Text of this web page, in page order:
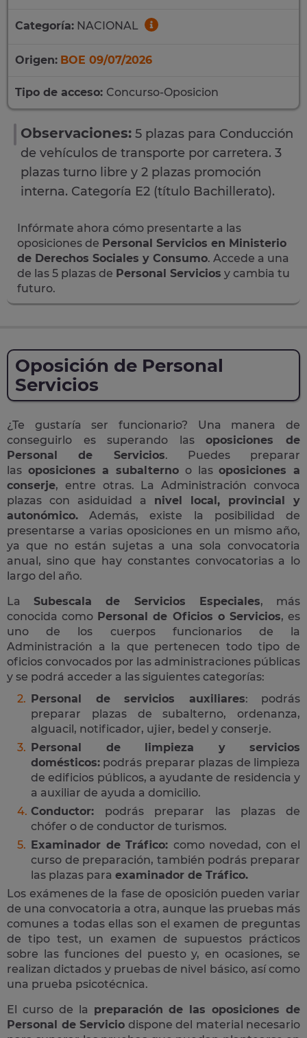
Categoría: NACIONAL
Origen: BOE 09/07/2026
Tipo de acceso: Concurso-Oposicion
Observaciones: 5 plazas para Conducción
de vehículos de transporte por carretera. 3
plazas turno libre y 2 plazas promoción
interna. Categoría E2 (título Bachillerato).
Infórmate ahora cómo presentarte a las
oposiciones de Personal Servicios en Ministerio
de Derechos Sociales y Consumo. Accede a una
de las 5 plazas de Personal Servicios y cambia tu
futuro.
Oposición de Personal
Servicios
¿Te gustaría ser funcionario? Una manera de
conseguirlo es superando lasoposiciones de
Personal de Servicios. Puedes preparar
las oposiciones a subalterno o lasoposiciones a
conserje, entre otras. La Administración convoca
plazas con asiduidad a nivel local, provincial y
autonómico. Además, existe la posibilidad de
presentarse a varias oposiciones en un mismo año,
ya que no están sujetas a una sola convocatoria
anual, sino que hay constantes convocatorias a lo
largo del año.
LaSubescala de Servicios Especiales, más
conocida como Personal de Oficios o Servicios, es
uno de los cuerpos funcionarios de la
Administración a la que pertenecen todo tipo de
oficios convocados por las administraciones públicas
y se podrá acceder a las siguientes categorías:
Personal de servicios auxiliares: podrás
preparar plazas de subalterno, ordenanza,
alguacil, notificador, ujier, bedel y conserje.
Personal de limpieza y servicios
domésticos: podrás preparar plazas de limpieza
de edificios públicos, a ayudante de residencia y
a auxiliar de ayuda a domicilio.
Conductor: podrás preparar las plazas de
chófer o de conductor de turismos.
Examinador de Tráfico: como novedad, con el
curso de preparación, también podrás preparar
las plazas para examinador de Tráfico.
Los exámenes de la fase de oposición pueden variar
de una convocatoria a otra, aunque las pruebas más
comunes a todas ellas son el examen de preguntas
de tipo test, un examen de supuestos prácticos
sobre las funciones del puesto y, en ocasiones, se
realizan dictados y pruebas de nivel básico, así como
una prueba psicotécnica.
El curso de la preparación de las oposiciones de
Personal de Servicio dispone del material necesario